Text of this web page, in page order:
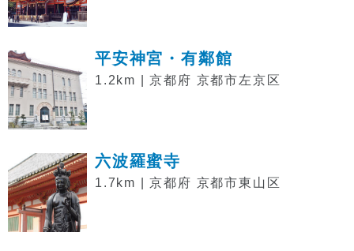
平安神宮・有鄰館
1.2km | 京都府 京都市左京区
六波羅蜜寺
1.7km | 京都府 京都市東山区